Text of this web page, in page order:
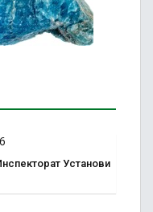
Установи